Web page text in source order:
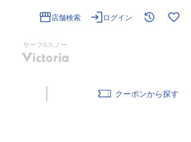
店舗検索 ログイン
サーフ&スノー
クーポン